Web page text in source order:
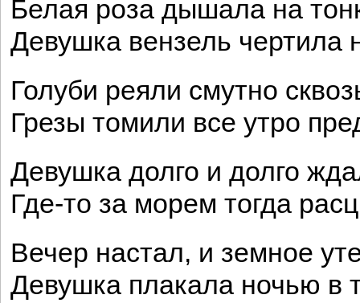
Белая роза дышала на
Девушка вензель чертила
Голуби реяли смутно
Грезы томили все утро
Девушка долго и долго
Где-то за морем тогда
Вечер настал, и земное
Девушка плакала ночью